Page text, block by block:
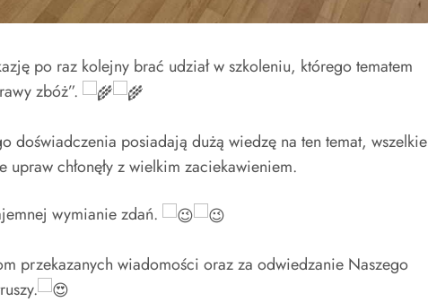
po raz kolejny brać udział w szkoleniu, którego tematem
zbóż”.
doświadczenia posiadają dużą wiedzę na ten temat, wszelkie
chłonęły z wielkim zaciekawieniem.
wymianie zdań.
przekazanych wiadomości oraz za odwiedzanie Naszego